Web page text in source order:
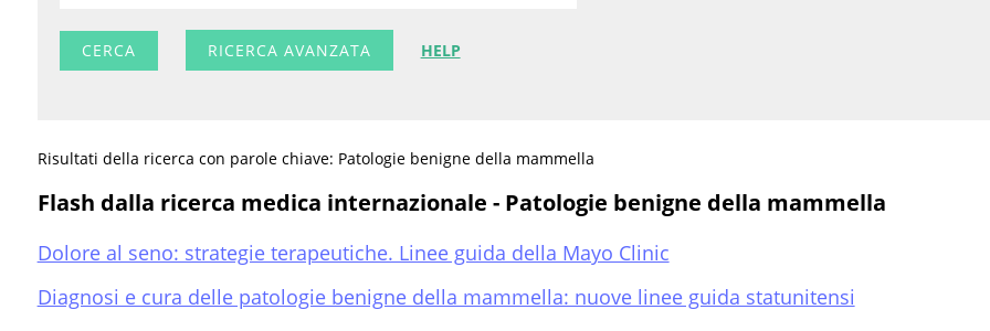
RICERCA AVANZATA HELP
Risultati della ricerca con parole chiave: Patologie benigne della mammella
Flash dalla ricerca medica internazionale - Patologie benigne della mammella
Dolore al seno: strategie terapeutiche. Linee guida della Mayo Clinic
Diagnosi e cura delle patologie benigne della mammella: nuove linee guida statunitensi